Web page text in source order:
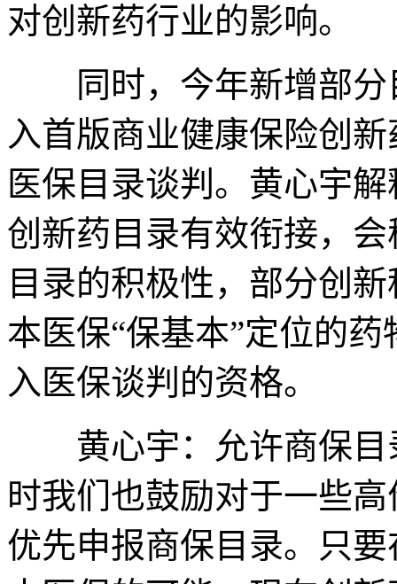
对创新药行业的影响。
同时，今年新增部分
入首版商业健康保险创
医保目录谈判。黄心宇
创新药目录有效衔接，
目录的积极性，部分创
本医保“保基本”定位的
入医保谈判的资格。
黄心宇：允许商保目
时我们也鼓励对于一些
优先申报商保目录。只